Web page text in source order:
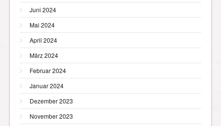
Juni 2024
Mai 2024
April 2024
März 2024
Februar 2024
Januar 2024
Dezember 2023
November 2023